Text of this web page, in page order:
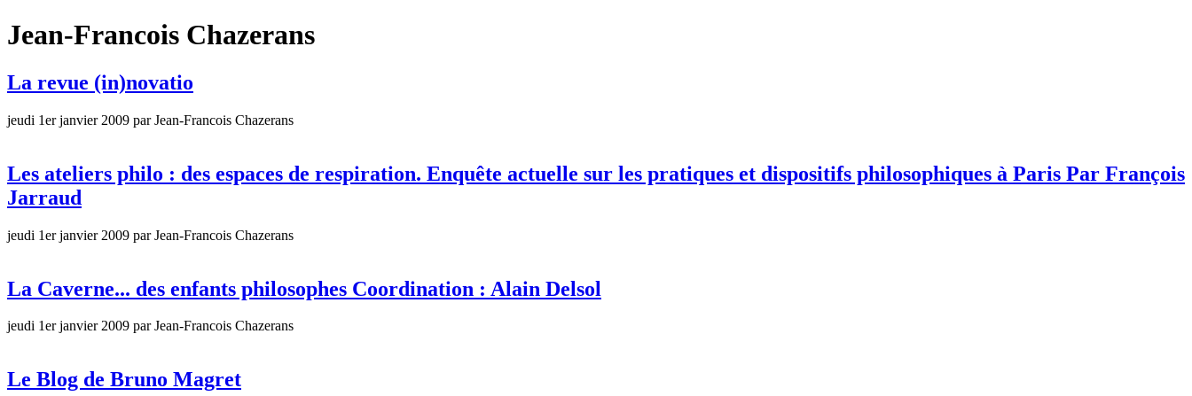
Jean-Francois Chazerans
La revue (in)novatio
jeudi 1er janvier 2009 par Jean-Francois Chazerans
Les ateliers philo : des espaces de respiration. Enquête actuelle sur les pratiques et dispositifs philosophiques à Paris Par François
Jarraud
jeudi 1er janvier 2009 par Jean-Francois Chazerans
La Caverne... des enfants philosophes Coordination : Alain Delsol
jeudi 1er janvier 2009 par Jean-Francois Chazerans
Le Blog de Bruno Magret